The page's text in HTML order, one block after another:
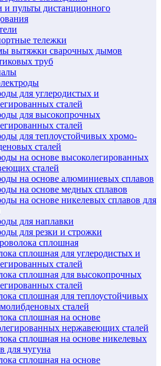
и пульты дистанционного
тележки
вытяжки сварочных дымов
труб
для углеродистых и
сталей
для высокопрочных
сталей
для теплоустойчивых хромо-
сталей
на основе высоколегированных
сталей
на основе алюминиевых сплавов
на основе медных сплавов
на основе никелевых сплавов для
для наплавки
для резки и строжки
сплошная
сплошная для углеродистых и
сталей
сплошная для высокопрочных
сталей
сплошная для теплоустойчивых
сталей
сплошная на основе
нержавеющих сталей
сплошная на основе никелевых
для чугуна
сплошная на основе